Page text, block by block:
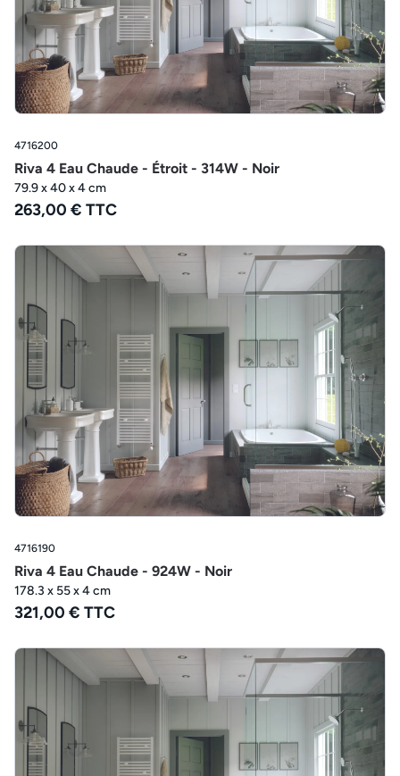
4716200
Riva 4 Eau Chaude - Étroit - 314W - Noir
79.9 x 40 x 4 cm
263,00 € TTC
4716190
Riva 4 Eau Chaude - 924W - Noir
178.3 x 55 x 4 cm
321,00 € TTC